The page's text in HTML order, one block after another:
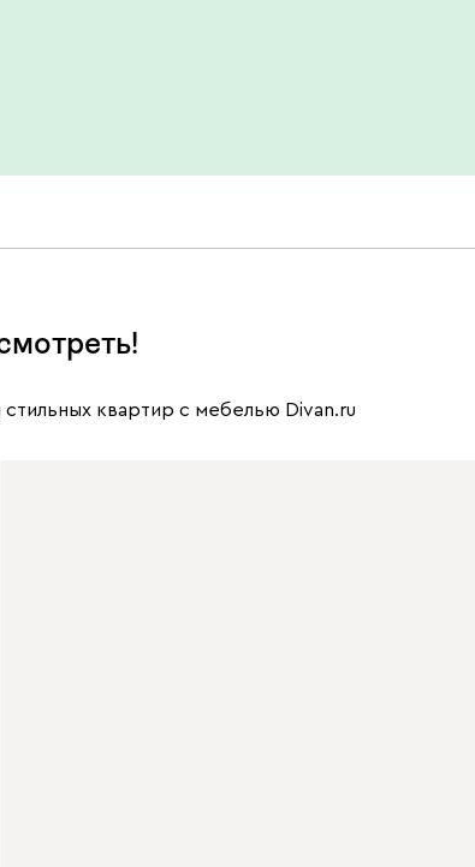
квартир с мебелью Divan.ru